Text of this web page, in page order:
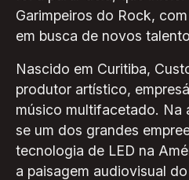
Garimpeiros do Rock,
em busca de novos
Nascido em Curitiba,
produtor artístico,
músico multifacetado. Na
se um dos grandes
tecnologia de LED na
a paisagem audiovisual